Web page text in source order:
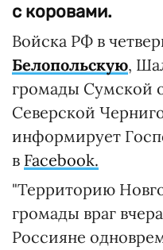
с коровами.
Войска РФ в
Белопольскую,
громады Сумской
Северской
информирует
в Facebook.
"Территорию
громады враг
Россияне